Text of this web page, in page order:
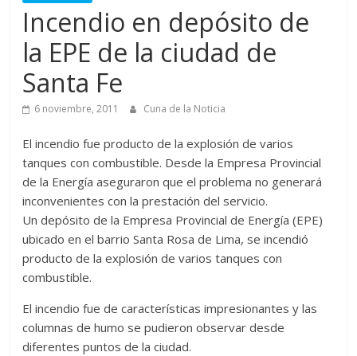
Incendio en depósito de
la EPE de la ciudad de
Santa Fe
6 noviembre, 2011 Cuna de la Noticia
El incendio fue producto de la explosión de varios
tanques con combustible. Desde la Empresa Provincial
de la Energía aseguraron que el problema no generará
inconvenientes con la prestación del servicio.
Un depósito de la Empresa Provincial de Energía (EPE)
ubicado en el barrio Santa Rosa de Lima, se incendió
producto de la explosión de varios tanques con
combustible.
El incendio fue de características impresionantes y las
columnas de humo se pudieron observar desde
diferentes puntos de la ciudad.